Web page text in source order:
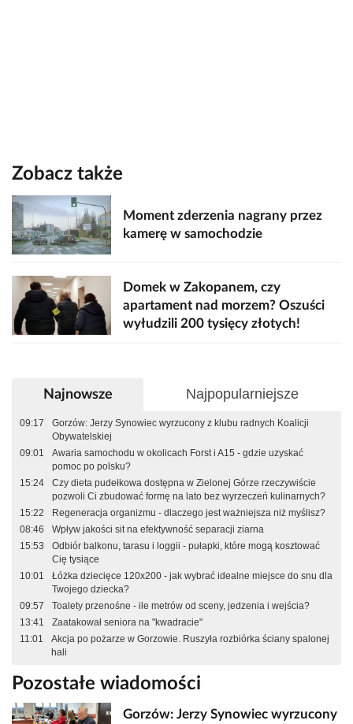
Zobacz także
Moment zderzenia nagrany przez
kamerę w samochodzie
Domek w Zakopanem, czy
apartament nad morzem? Oszuści
wyłudzili 200 tysięcy złotych!
Najnowsze Najpopularniejsze
09:17
Gorzów: Jerzy Synowiec wyrzucony z klubu radnych Koalicji
Obywatelskiej
09:01
Awaria samochodu w okolicach Forst i A15 - gdzie uzyskać
pomoc po polsku?
15:24
Czy dieta pudełkowa dostępna w Zielonej Górze rzeczywiście
pozwoli Ci zbudować formę na lato bez wyrzeczeń kulinarnych?
15:22
Regeneracja organizmu - dlaczego jest ważniejsza niż myślisz?
08:46
Wpływ jakości sit na efektywność separacji ziarna
15:53
Odbiór balkonu, tarasu i loggii - pułapki, które mogą kosztować
Cię tysiące
10:01
Łóżka dziecięce 120x200 - jak wybrać idealne miejsce do snu dla
Twojego dziecka?
09:57
Toalety przenośne - ile metrów od sceny, jedzenia i wejścia?
13:41
Zaatakował seniora na "kwadracie"
11:01
Akcja po pożarze w Gorzowie. Ruszyła rozbiórka ściany spalonej
hali
Pozostałe wiadomości
Gorzów: Jerzy Synowiec wyrzucony